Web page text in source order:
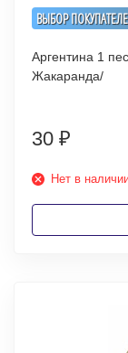
ВЫБОР
Аргентина 1
Жакаранда/
30 ₽
Нет в